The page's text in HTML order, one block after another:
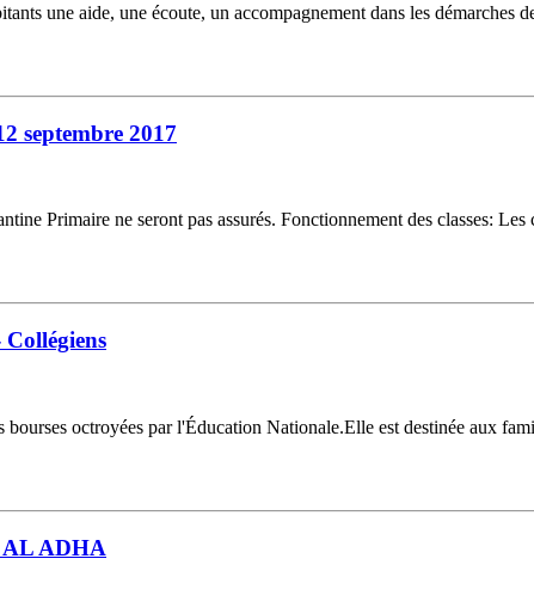
une aide, une écoute, un accompagnement dans les
septembre 2017
Primaire ne seront pas assurés. Fonctionnement des classes:
octroyées par l'Éducation Nationale.Elle est destinée aux
AL ADHA